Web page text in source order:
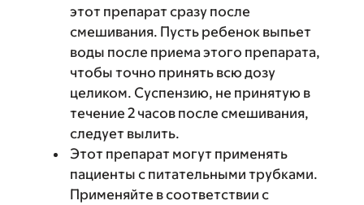
этот препарат сразу после
смешивания. Пусть ребенок выпьет
воды после приема этого препарата,
чтобы точно принять всю дозу
целиком. Суспензию, не принятую в
течение 2 часов после смешивания,
следует вылить.
Этот препарат могут применять
пациенты с питательными трубками.
Применяйте в соответствии с